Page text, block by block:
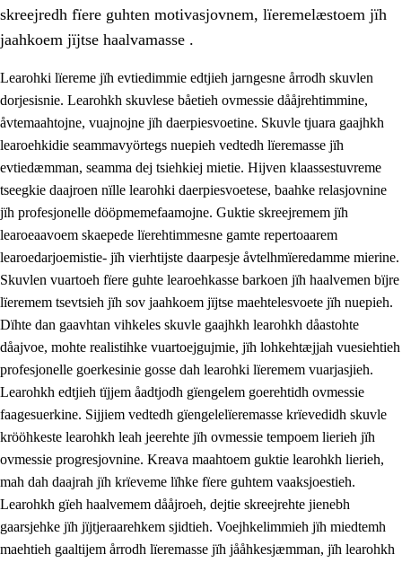
3. Prinsihph skuvlen rïektesisnie
3.1 Feerhmeles lïeremebyjrese
3.2 Ööhpehtimmie jïh sjïehtedamme lïerehtimmie
3.3 Gåetie jïh skuvle laavenjostoeh
3.4 Lïerehtimmie learoesïeltesne jïh barkoejielemisnie
3.5 Profesjonsektievoete jïh skuvleevtiedimmie
skreejredh fïere guhten motivasjovnem, lïeremelæstoem jïh
jaahkoem jïjtse haalvamasse .
Learohki lïereme jïh evtiedimmie edtjieh jarngesne årrodh skuvlen
dorjesisnie. Learohkh skuvlese båetieh ovmessie dååjrehtimmine,
åvtemaahtojne, vuajnojne jïh daerpiesvoetine. Skuvle tjuara gaajhkh
learoehkidie seammavyörtegs nuepieh vedtedh lïeremasse jïh
evtiedæmman, seamma dej tsiehkiej mietie. Hijven klaassestuvreme
tseegkie daajroen nïlle learohki daerpiesvoetese, baahke relasjovnine
jïh profesjonelle dööpmemefaamojne. Guktie skreejremem jïh
learoeaavoem skaepede lïerehtimmesne gamte repertoaarem
learoedarjoemistie- jïh vierhtijste daarpesje åvtelhmïeredamme mierine.
Skuvlen vuartoeh fïere guhte learoehkasse barkoen jïh haalvemen bïjre
lïeremem tsevtsieh jïh sov jaahkoem jïjtse maehtelesvoete jïh nuepieh.
Dïhte dan gaavhtan vihkeles skuvle gaajhkh learohkh dåastohte
dåajvoe, mohte realistihke vuartoejgujmie, jïh lohkehtæjjah vuesiehtieh
profesjonelle goerkesinie gosse dah learohki lïeremem vuarjasjieh.
Learohkh edtjieh tïjjem åadtjodh gïengelem goerehtidh ovmessie
faagesuerkine. Sijjiem vedtedh gïengelelïeremasse krïevedidh skuvle
krööhkeste learohkh leah jeerehte jïh ovmessie tempoem lierieh jïh
ovmessie progresjovnine. Kreava maahtoem guktie learohkh lierieh,
mah dah daajrah jïh krïeveme lïhke fïere guhtem vaaksjoestieh.
Learohkh gïeh haalvemem dååjroeh, dejtie skreejrehte jienebh
gaarsjehke jïh jïjtjeraarehkem sjidtieh. Voejhkelimmieh jïh miedtemh
maehtieh gaaltijem årrodh lïeremasse jïh jååhkesjæmman, jïh learohkh